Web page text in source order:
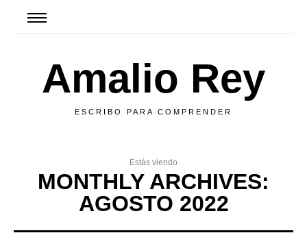
Amalio Rey
ESCRIBO PARA COMPRENDER
Estás viendo
MONTHLY ARCHIVES:
AGOSTO 2022